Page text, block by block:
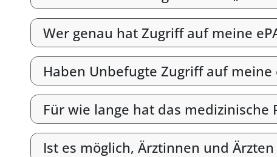
Wer genau hat Zugriff auf meine
Haben Unbefugte Zugriff auf meine
Für wie lange hat das medizinische
Ist es möglich, Ärztinnen und